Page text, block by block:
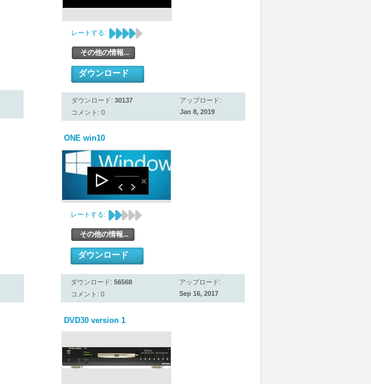
レートする:
その他の情報...
ダウンロード
ダウンロード: 30137
コメント: 0
アップロード:
Jan 8, 2019
ONE win10
レートする:
その他の情報...
ダウンロード
ダウンロード: 56568
コメント: 0
アップロード:
Sep 16, 2017
DVD30 version 1